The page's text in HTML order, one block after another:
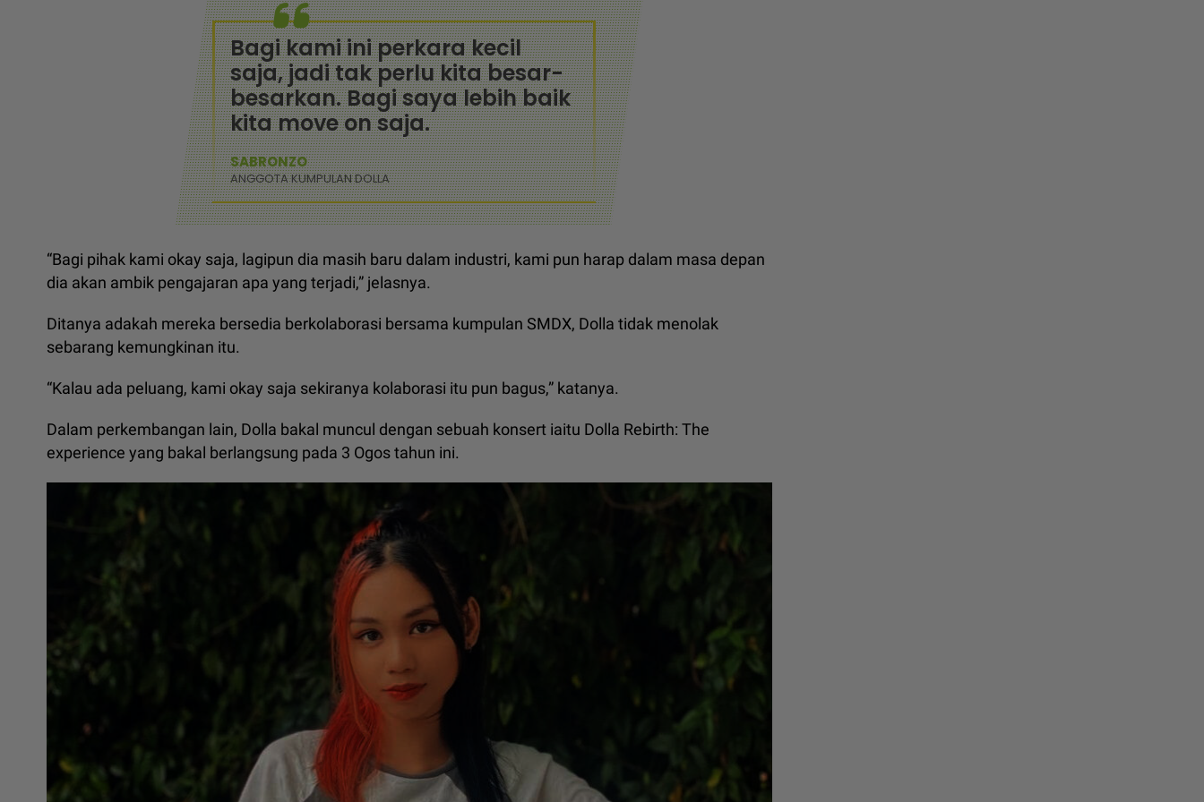
Bagi kami ini perkara kecil
saja, jadi tak perlu kita besar-
besarkan. Bagi saya lebih baik
kita move on saja.
SABRONZO
ANGGOTA KUMPULAN DOLLA
“Bagi pihak kami okay saja, lagipun dia masih baru dalam industri, kami pun harap dalam masa depan
dia akan ambik pengajaran apa yang terjadi,” jelasnya.
Ditanya adakah mereka bersedia berkolaborasi bersama kumpulan SMDX, Dolla tidak menolak
sebarang kemungkinan itu.
“Kalau ada peluang, kami okay saja sekiranya kolaborasi itu pun bagus,” katanya.
Dalam perkembangan lain, Dolla bakal muncul dengan sebuah konsert iaitu Dolla Rebirth: The
experience yang bakal berlangsung pada 3 Ogos tahun ini.